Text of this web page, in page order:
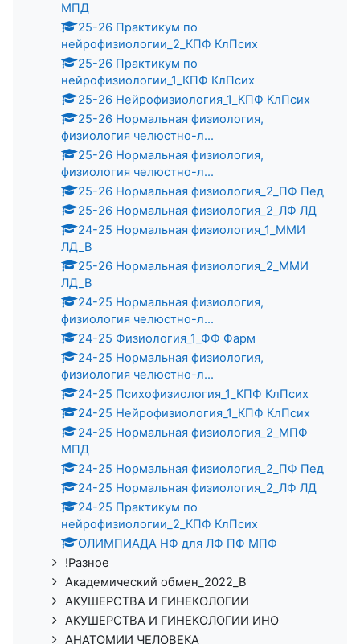
МПД
25-26 Практикум по
нейрофизиологии_2_КПФ КлПсих
25-26 Практикум по
нейрофизиологии_1_КПФ КлПсих
25-26 Нейрофизиология_1_КПФ КлПсих
25-26 Нормальная физиология,
физиология челюстно-л...
25-26 Нормальная физиология,
физиология челюстно-л...
25-26 Нормальная физиология_2_ПФ Пед
25-26 Нормальная физиология_2_ЛФ ЛД
24-25 Нормальная физиология_1_ММИ
ЛД_В
25-26 Нормальная физиология_2_ММИ
ЛД_В
24-25 Нормальная физиология,
физиология челюстно-л...
24-25 Физиология_1_ФФ Фарм
24-25 Нормальная физиология,
физиология челюстно-л...
24-25 Психофизиология_1_КПФ КлПсих
24-25 Нейрофизиология_1_КПФ КлПсих
24-25 Нормальная физиология_2_МПФ
МПД
24-25 Нормальная физиология_2_ПФ Пед
24-25 Нормальная физиология_2_ЛФ ЛД
24-25 Практикум по
нейрофизиологии_2_КПФ КлПсих
ОЛИМПИАДА НФ для ЛФ ПФ МПФ
!Разное
Академический обмен_2022_В
АКУШЕРСТВА И ГИНЕКОЛОГИИ
АКУШЕРСТВА И ГИНЕКОЛОГИИ ИНО
АНАТОМИИ ЧЕЛОВЕКА